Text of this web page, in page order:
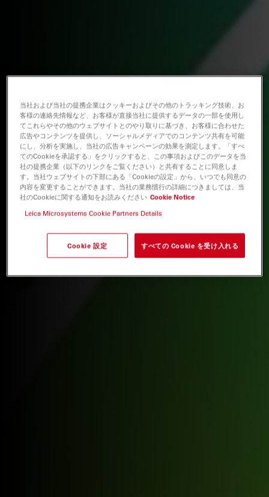
当社および当社の提携企業はクッキーおよびその他のトラッキング技術、お
客様の連絡先情報など、お客様が直接当社に提供するデータの一部を使用し
てこれらやその他のウェブサイトとのやり取りに基づき、お客様に合わせた
広告やコンテンツを提供し、ソーシャルメディアでのコンテンツ共有を可能
にし、分析を実施し、当社の広告キャンペーンの効果を測定します。「すべ
てのCookieを承認する」をクリックすると、この事項およびこのデータを当
社の提携企業（以下のリンクをご覧ください）と共有することに同意しま
す。当社ウェブサイトの下部にある「Cookieの設定」から、いつでも同意の
内容を変更することができます。当社の業務慣行の詳細につきましては、当
社のCookieに関する通知をお読みください Cookie Notice
Leica Microsystems Cookie Partners Details
Cookie 設定 すべての Cookie を受け入れる